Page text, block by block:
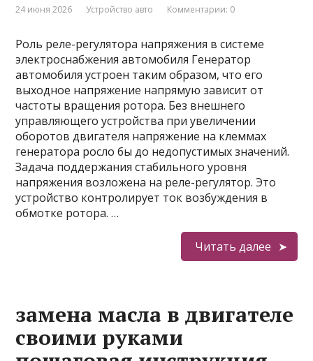
24 июня 2026 Устройство авто Комментарии: 0
Роль реле-регулятора напряжения в системе
электроснабжения автомобиля Генератор
автомобиля устроен таким образом, что его
выходное напряжение напрямую зависит от
частоты вращения ротора. Без внешнего
управляющего устройства при увеличении
оборотов двигателя напряжение на клеммах
генератора росло бы до недопустимых значений.
Задача поддержания стабильного уровня
напряжения возложена на реле-регулятор. Это
устройство контролирует ток возбуждения в
обмотке ротора. …
Читать далее
замена масла в двигателе
своими руками